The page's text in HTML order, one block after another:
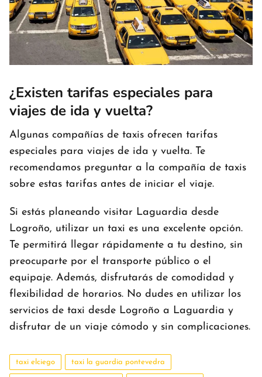
¿Existen tarifas especiales para
viajes de ida y vuelta?
Algunas compañías de taxis ofrecen tarifas
especiales para viajes de ida y vuelta. Te
recomendamos preguntar a la compañía de taxis
sobre estas tarifas antes de iniciar el viaje.
Si estás planeando visitar Laguardia desde
Logroño, utilizar un taxi es una excelente opción.
Te permitirá llegar rápidamente a tu destino, sin
preocuparte por el transporte público o el
equipaje. Además, disfrutarás de comodidad y
flexibilidad de horarios. No dudes en utilizar los
servicios de taxi desde Logroño a Laguardia y
disfrutar de un viaje cómodo y sin complicaciones.
taxi elciego taxi la guardia pontevedra